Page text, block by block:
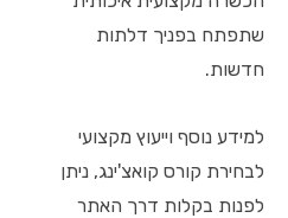
שתפתח בפניך דלתות
חדשות.
למידע נוסף וייעוץ מקצועי
לבחירת קורס קואצ'ינג, ניתן
לפנות בקלות דרך האתר